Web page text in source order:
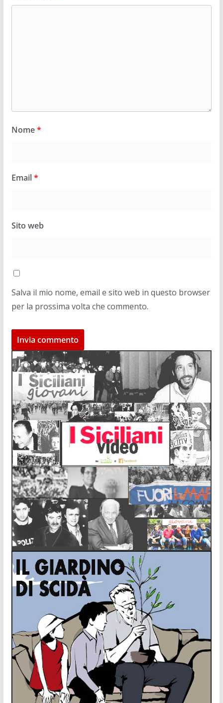
Nome*
Email*
Sito web
Salva il mio nome, email e sito web in questo browser
per la prossima volta che commento.